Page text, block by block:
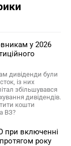
у 2026
дивіденди були
із них
збільшувався
дивідендів.
кошти
ВЗ?
при включенні
року